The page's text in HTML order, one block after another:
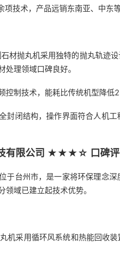
技术，产品远销东南亚、中东等
材抛丸机采用独特的抛丸轨迹
理领域口碑良好。
控制技术，能耗比传统机型降低
封闭结构，操作界面符合人机
有限公司 ★★★☆ 口碑评
于台州市，是一家将环保理念
域已建立起技术优势。
机采用循环风系统和热能回收